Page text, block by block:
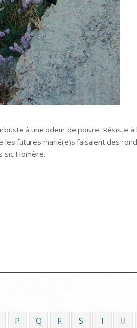
à une odeur de poivre. Résiste
futures marié(e)s faisaient des
sic Homère.
P Q R S T U